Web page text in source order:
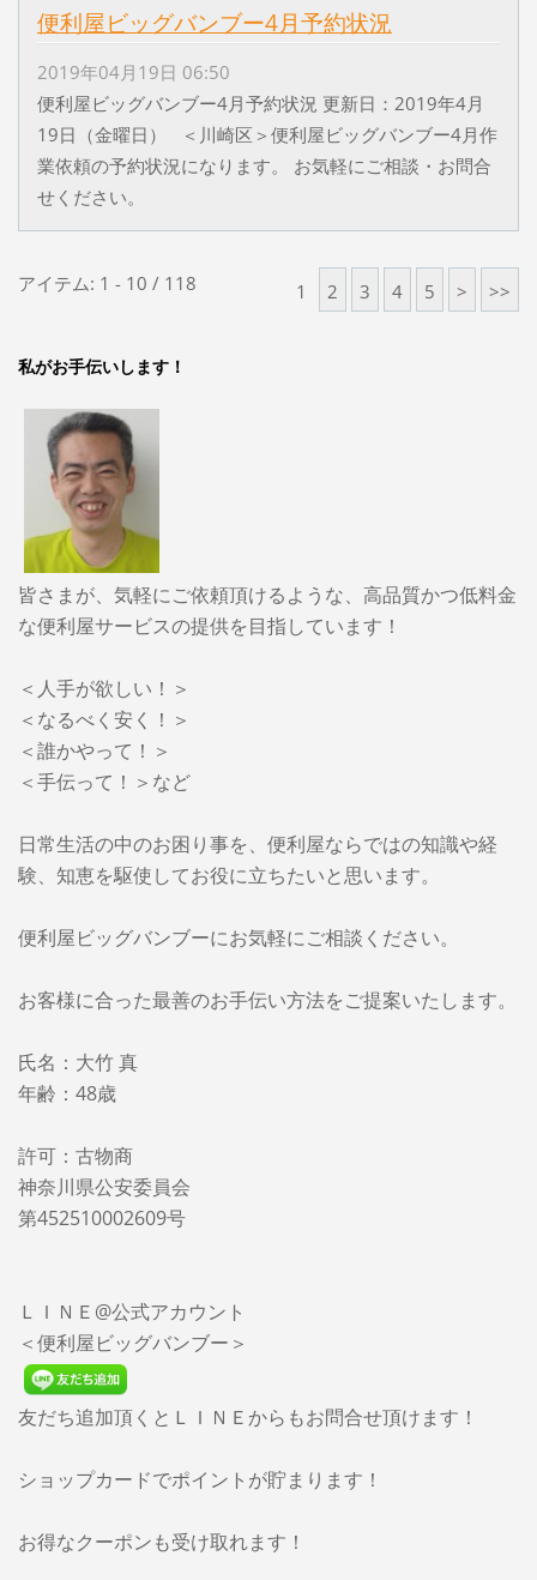
便利屋ビッグバンブー4月予約状況
2019年04月19日 06:50
便利屋ビッグバンブー4月予約状況 更新日：2019年4月
19日（金曜日） ＜川崎区＞便利屋ビッグバンブー4月作
業依頼の予約状況になります。 お気軽にご相談・お問合
せください。
アイテム: 1 - 10 / 118 1 2 3 4 5 > >>
私がお手伝いします！
皆さまが、気軽にご依頼頂けるような、高品質かつ低料金
な便利屋サービスの提供を目指しています！
＜人手が欲しい！＞
＜なるべく安く！＞
＜誰かやって！＞
＜手伝って！＞など
日常生活の中のお困り事を、便利屋ならではの知識や経
験、知恵を駆使してお役に立ちたいと思います。
便利屋ビッグバンブーにお気軽にご相談ください。
お客様に合った最善のお手伝い方法をご提案いたします。
氏名：大竹 真
年齢：48歳
許可：古物商
神奈川県公安委員会
第452510002609号
ＬＩＮＥ@公式アカウント
＜便利屋ビッグバンブー＞
友だち追加頂くとＬＩＮＥからもお問合せ頂けます！
ショップカードでポイントが貯まります！
お得なクーポンも受け取れます！